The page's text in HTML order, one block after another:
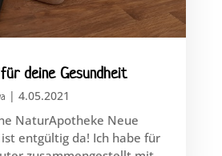
deine Gesundheit
| 4.05.2021
NaturApotheke Neue
entgültig da! Ich habe für